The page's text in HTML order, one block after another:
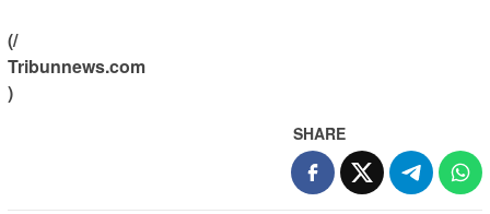
(/
Tribunnews.com
)
SHARE